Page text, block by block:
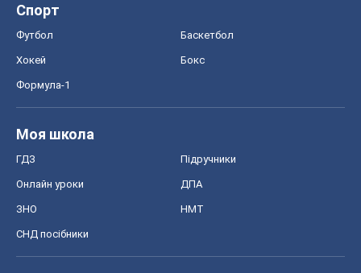
Спорт
Футбол Баскетбол
Хокей Бокс
Формула-1
Моя школа
ГДЗ Підручники
Онлайн уроки ДПА
ЗНО НМТ
СНД посібники